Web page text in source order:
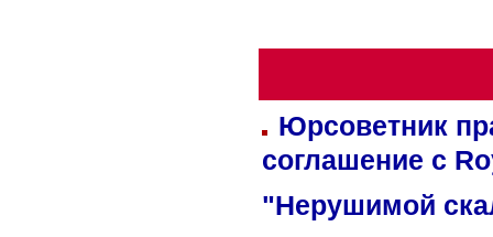
Юрсоветник
соглашение с
"Нерушимой